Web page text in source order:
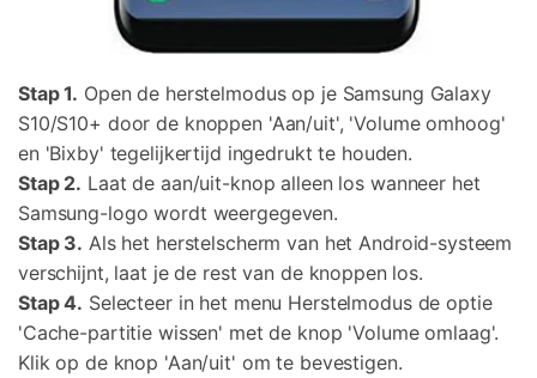
Stap 1. Open de herstelmodus op je Samsung Galaxy
S10/S10+ door de knoppen 'Aan/uit', 'Volume omhoog'
en 'Bixby' tegelijkertijd ingedrukt te houden.
Stap 2. Laat de aan/uit-knop alleen los wanneer het
Samsung-logo wordt weergegeven.
Stap 3. Als het herstelscherm van het Android-systeem
verschijnt, laat je de rest van de knoppen los.
Stap 4. Selecteer in het menu Herstelmodus de optie
'Cache-partitie wissen' met de knop 'Volume omlaag'.
Klik op de knop 'Aan/uit' om te bevestigen.